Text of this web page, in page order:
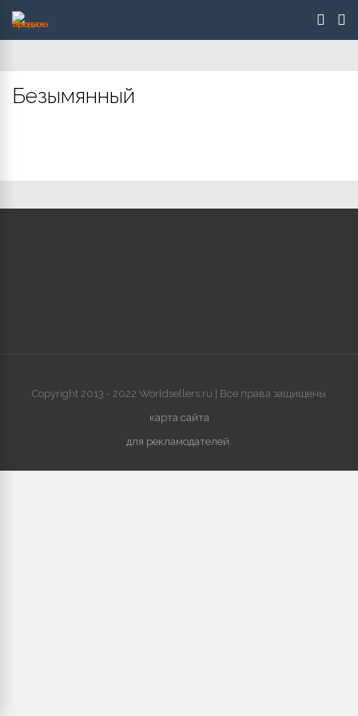
Безымянный
Copyright 2013 - 2022 Worldsellers.ru | Все права защищены
карта сайта
для рекламодателей